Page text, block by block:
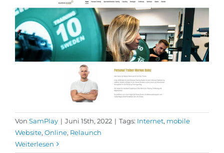
Von SamPlay | Juni 15th, 2022 | Tags: Internet, mobile
Website, Online, Relaunch
Weiterlesen